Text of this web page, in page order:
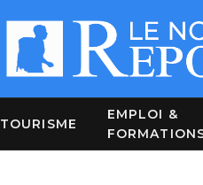
TOURISME
EMPLOI &